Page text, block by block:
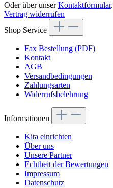
Oder über unserKontaktformular.
Vertrag widerrufen
Shop Service
Fax Bestellung (PDF)
Kontakt
AGB
Versandbedingungen
Zahlungsarten
Widerrufsbelehrung
Informationen
Kita einrichten
Über uns
Unsere Partner
Echtheit der Bewertungen
Impressum
Datenschutz